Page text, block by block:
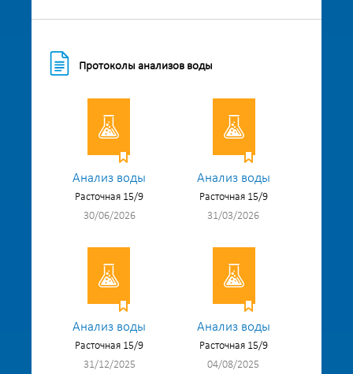
Протоколы анализов воды
Анализ воды
Расточная 15/9
30/06/2026
Анализ воды
Расточная 15/9
31/03/2026
Анализ воды
Расточная 15/9
31/12/2025
Анализ воды
Расточная 15/9
04/08/2025